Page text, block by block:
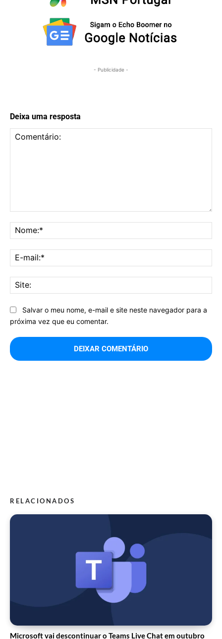
- Publicidade -
Deixa uma resposta
Salvar o meu nome, e-mail e site neste navegador para a
próxima vez que eu comentar.
RELACIONADOS
Microsoft vai descontinuar o Teams Live Chat em outubro